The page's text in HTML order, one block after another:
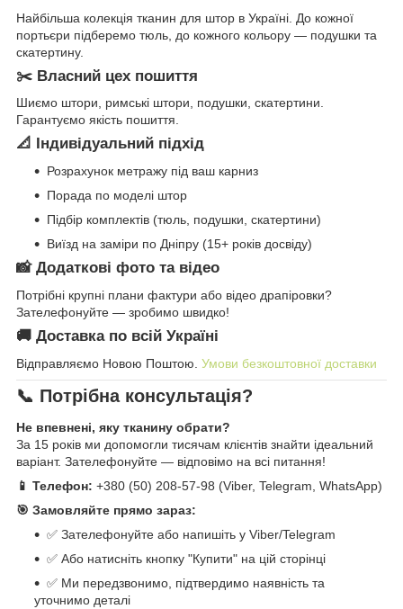
Найбільша колекція тканин для штор в Україні. До кожної
портьєри підберемо тюль, до кожного кольору — подушки та
скатертину.
✂️ Власний цех пошиття
Шиємо штори, римські штори, подушки, скатертини.
Гарантуємо якість пошиття.
📐 Індивідуальний підхід
Розрахунок метражу під ваш карниз
Порада по моделі штор
Підбір комплектів (тюль, подушки, скатертини)
Виїзд на заміри по Дніпру (15+ років досвіду)
📸 Додаткові фото та відео
Потрібні крупні плани фактури або відео драпіровки?
Зателефонуйте — зробимо швидко!
🚚 Доставка по всій Україні
Відправляємо Новою Поштою. Умови безкоштовної доставки
📞 Потрібна консультація?
Не впевнені, яку тканину обрати?
За 15 років ми допомогли тисячам клієнтів знайти ідеальний
варіант. Зателефонуйте — відповімо на всі питання!
📱 Телефон: +380 (50) 208-57-98 (Viber, Telegram, WhatsApp)
🎯 Замовляйте прямо зараз:
✅ Зателефонуйте або напишіть у Viber/Telegram
✅ Або натисніть кнопку "Купити" на цій сторінці
✅ Ми передзвонимо, підтвердимо наявність та
уточнимо деталі